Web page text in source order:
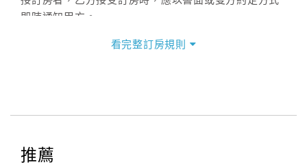
即時通知甲方。
甲方訂房應告知乙方預定住宿之期間、所需客房房
本契約之房價經雙方合意，依網路售價計費（含稅
看完整訂房規則
推薦